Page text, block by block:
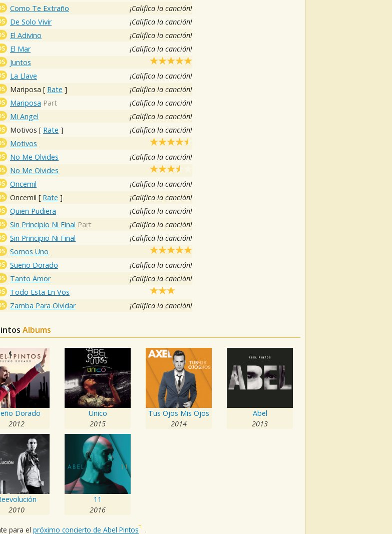
Como Te Extraño ¡Califica la canción!
De Solo Vivir ¡Califica la canción!
El Adivino ¡Califica la canción!
El Mar ¡Califica la canción!
Juntos
La Llave ¡Califica la canción!
Mariposa [ Rate ] ¡Califica la canción!
Mariposa Part ¡Califica la canción!
Mi Angel ¡Califica la canción!
Motivos [ Rate ] ¡Califica la canción!
Motivos
No Me Olvides ¡Califica la canción!
No Me Olvides
Oncemil ¡Califica la canción!
Oncemil [ Rate ] ¡Califica la canción!
Quien Pudiera ¡Califica la canción!
Sin Principio Ni Final Part ¡Califica la canción!
Sin Principio Ni Final ¡Califica la canción!
Somos Uno
Sueño Dorado ¡Califica la canción!
Tanto Amor ¡Califica la canción!
Todo Esta En Vos
Zamba Para Olvidar ¡Califica la canción!
Albums
Dorado
2012
Unico
2015
Tus Ojos Mis Ojos
2014
Abel
2013
2010
11
2016
para el próximo concierto de Abel Pintos .